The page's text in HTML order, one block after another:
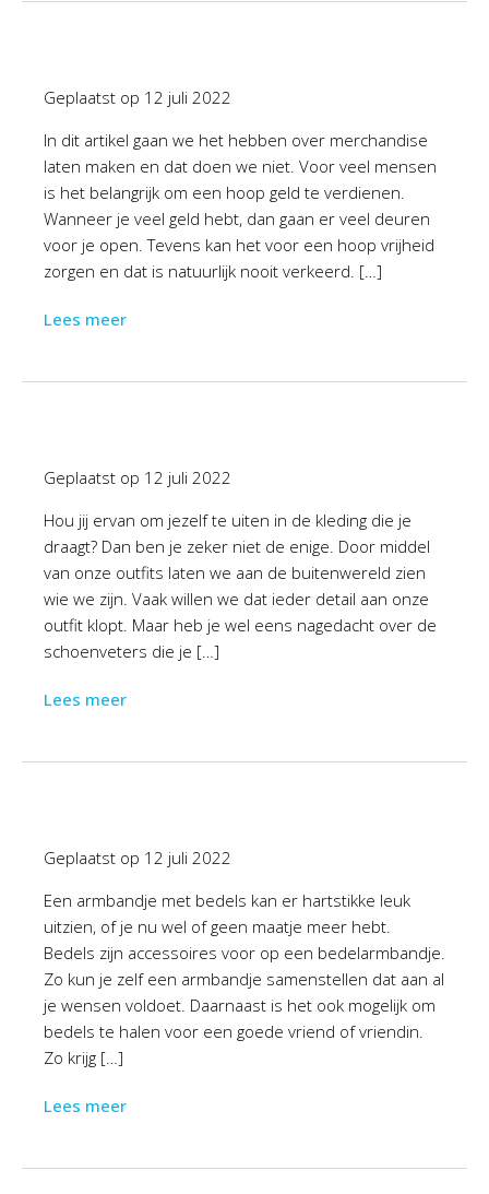
Geplaatst op 12 juli 2022
In dit artikel gaan we het hebben over merchandise
laten maken en dat doen we niet. Voor veel mensen
is het belangrijk om een hoop geld te verdienen.
Wanneer je veel geld hebt, dan gaan er veel deuren
voor je open. Tevens kan het voor een hoop vrijheid
zorgen en dat is natuurlijk nooit verkeerd. […]
Lees meer
Geplaatst op 12 juli 2022
Hou jij ervan om jezelf te uiten in de kleding die je
draagt? Dan ben je zeker niet de enige. Door middel
van onze outfits laten we aan de buitenwereld zien
wie we zijn. Vaak willen we dat ieder detail aan onze
outfit klopt. Maar heb je wel eens nagedacht over de
schoenveters die je […]
Lees meer
Geplaatst op 12 juli 2022
Een armbandje met bedels kan er hartstikke leuk
uitzien, of je nu wel of geen maatje meer hebt.
Bedels zijn accessoires voor op een bedelarmbandje.
Zo kun je zelf een armbandje samenstellen dat aan al
je wensen voldoet. Daarnaast is het ook mogelijk om
bedels te halen voor een goede vriend of vriendin.
Zo krijg […]
Lees meer